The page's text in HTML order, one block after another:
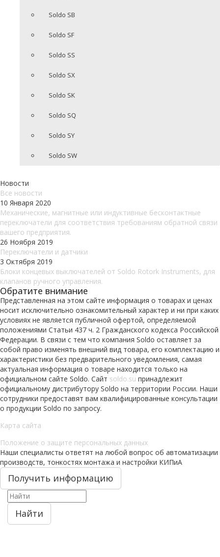
Soldo SB
Soldo SF
Soldo SS
Soldo SX
Soldo SK
Soldo SQ
Soldo SY
Soldo SW
Новости
Все новости
10 Января 2020
Механические, магнитные или индуктивные бесконтактные
переключатели для соответствия требованиям обратной связи
вашего предприятия.
26 Ноября 2019
Переключатели и датчики
3 Октября 2019
Блоки концевых выключателей от Soldo Rotork Instruments, для
клапанов ручного управления.
Обратите внимание
Представленная на этом сайте информация о товарах и ценах
носит исключительно ознакомительный характер и ни при каких
условиях не является публичной офертой, определяемой
положениями Статьи 437 ч. 2 Гражданского кодекса Российской
Федерации. В связи с тем что компания Soldo оставляет за
собой право изменять внешний вид товара, его комплектацию и
характеристики без предварительного уведомления, самая
актуальная информация о товаре находится только на
официальном сайте Soldo. Сайт soldo.su принадлежит
официальному дистрибутору Soldo на территории России. Наши
сотрудники предоставят вам квалифицированные консультации
о продукции Soldo по запросу.
Карта сайта
Положение о защите персональных данных
Наши специалисты ответят на любой вопрос об автоматизации
производств, тонкостях монтажа и настройки КИПиА
Получить информацию
Найти